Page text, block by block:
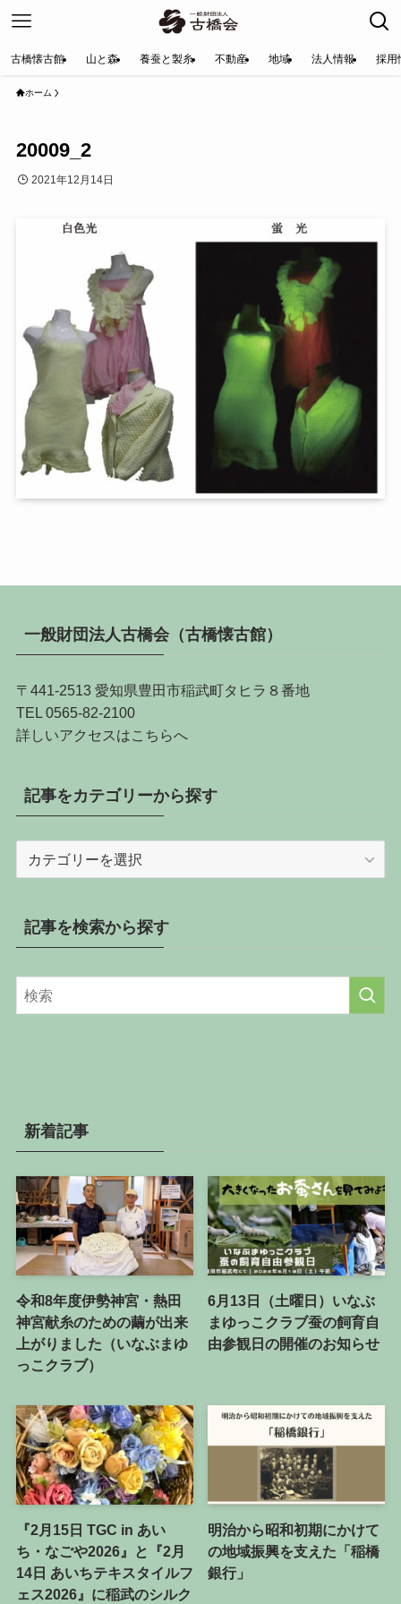
古橋懐古館 山と森 養蚕と製糸 不動産 地域 法人情報 採用
ホーム
20009_2
2021年12月14日
一般財団法人古橋会（古橋懐古館）
〒441-2513 愛知県豊田市稲武町タヒラ８番地
TEL 0565-82-2100
詳しいアクセスはこちらへ
記事をカテゴリーから探す
カ
テ
ー
記事を検索から探す
新着記事
令和8年度伊勢神宮・熱田
神宮献糸のための繭が出来
上がりました（いなぶまゆ
っこクラブ）
6月13日（土曜日）いなぶ
まゆっこクラブ蚕の飼育自
由参観日の開催のお知らせ
『2月15日 TGC in あい
ち・なごや2026』と『2月
14日 あいちテキスタイルフ
ェス2026』に稲武のシルク
明治から昭和初期にかけて
の地域振興を支えた「稲橋
銀行」